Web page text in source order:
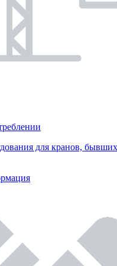
для кранов,